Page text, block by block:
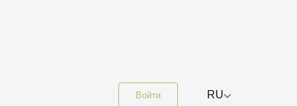
Войти RU⌵